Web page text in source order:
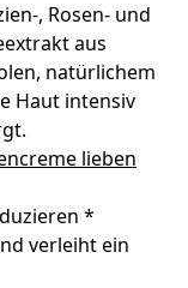
, Rosen- und
aus
natürlichem
Haut intensiv
lieben
*
verleiht ein